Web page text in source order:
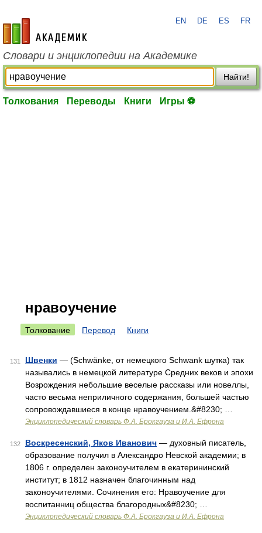
academic.ru
EN DE ES FR
Словари и энциклопедии на Академике
Найти!
Толкования Переводы Книги Игры ⚽
нравоучение
Толкование Перевод Книги
131 Швенки — (Schwänke, от немецкого Schwank шутка) так
назывались в немецкой литературе Средних веков и эпохи
Возрождения небольшие веселые рассказы или новеллы,
часто весьма неприличного содержания, большей частью
сопровождавшиеся в конце нравоучением.&#8230; …
Энциклопедический словарь Ф.А. Брокгауза и И.А. Ефрона
132 Воскресенский, Яков Иванович — духовный писатель,
образование получил в Александро Невской академии; в
1806 г. определен законоучителем в екатерининский
институт; в 1812 назначен благочинным над
законоучителями. Сочинения его: Нравоучение для
воспитанниц общества благородных&#8230; …
Энциклопедический словарь Ф.А. Брокгауза и И.А. Ефрона